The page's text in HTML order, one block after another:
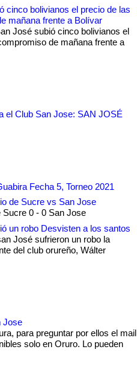
cinco bolivianos el precio de las
mañana frente a Bolívar
José subió cinco bolivianos el
de mañana frente a
el Club San Jose: SAN JOSÉ
Fecha 5, Torneo 2021
de Sucre vs San Jose
Sucre 0 - 0 San Jose
un robo Desvisten a los santos
José sufrieron un robo la
del club orureño, Wálter
Jose
para preguntar por ellos el mail
solo en Oruro. Lo pueden